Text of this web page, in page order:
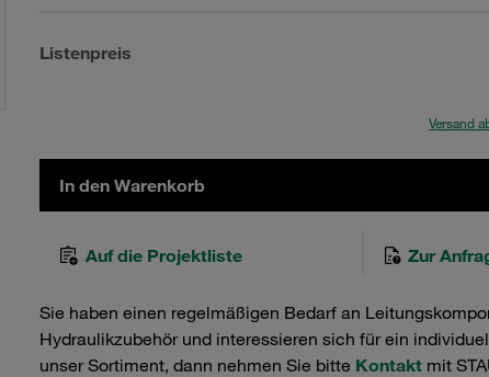
Listenpreis
Versand
In den Warenkorb
Auf die Projektliste Zur
Sie haben einen regelmäßigen Bedarf an
Hydraulikzubehör und interessieren sich für ein
unser Sortiment, dann nehmen Sie bitte Kontakt mit